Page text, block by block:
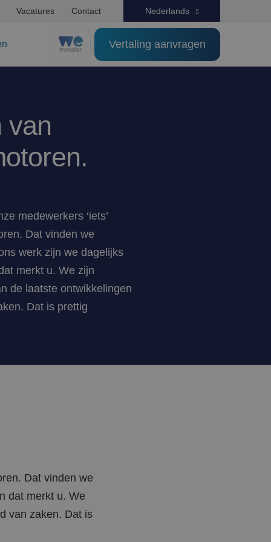
Nederlands
Vacatures Contact
Vertaling aanvragen
van
medewerkers ‘iets’
Dat vinden we
werk zijn we dagelijks
merkt u. We zijn
de laatste ontwikkelingen
Dat is prettig
Dat vinden we
dat merkt u. We
van zaken. Dat is